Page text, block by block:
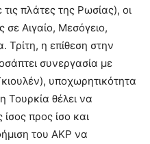
πλάτες της Ρωσίας), οι
Αιγαίο, Μεσόγειο,
η επίθεση στην
συνεργασία με
υποχωρητικότητα
Τουρκία θέλει να
ίσος προς ίσο και
του AKP να